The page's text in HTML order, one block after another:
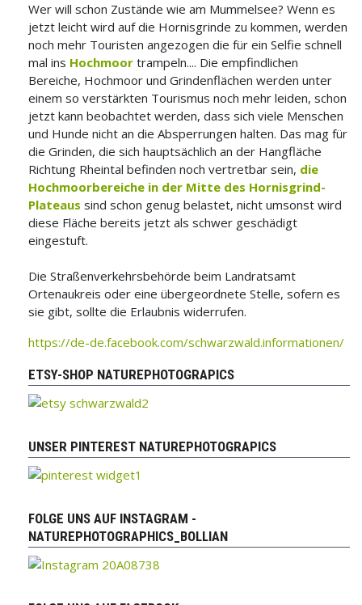
Wer will schon Zustände wie am Mummelsee? Wenn es
jetzt leicht wird auf die Hornisgrinde zu kommen, werden
noch mehr Touristen angezogen die für ein Selfie schnell
mal ins Hochmoor trampeln.... Die empfindlichen
Bereiche, Hochmoor und Grindenflächen werden unter
einem so verstärkten Tourismus noch mehr leiden, schon
jetzt kann beobachtet werden, dass sich viele Menschen
und Hunde nicht an die Absperrungen halten. Das mag für
die Grinden, die sich hauptsächlich an der Hangfläche
Richtung Rheintal befinden noch vertretbar sein, die
Hochmoorbereiche in der Mitte des Hornisgrind-
Plateaus sind schon genug belastet, nicht umsonst wird
diese Fläche bereits jetzt als schwer geschädigt
eingestuft.
Die Straßenverkehrsbehörde beim Landratsamt
Ortenaukreis oder eine übergeordnete Stelle, sofern es
sie gibt, sollte die Erlaubnis widerrufen.
https://de-de.facebook.com/schwarzwald.informationen/
ETSY-SHOP NATUREPHOTOGRAPICS
UNSER PINTEREST NATUREPHOTOGRAPICS
FOLGE UNS AUF INSTAGRAM -
NATUREPHOTOGRAPHICS_BOLLIAN